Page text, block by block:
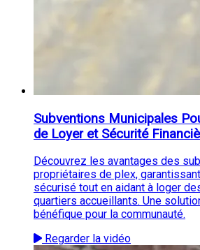
Subventions Municipales
de Loyer et Sécurité
Découvrez les avantages des
propriétaires de plex,
sécurisé tout en aidant à loger
quartiers accueillants. Une
bénéfique pour la communauté.
Regarder la vidéo